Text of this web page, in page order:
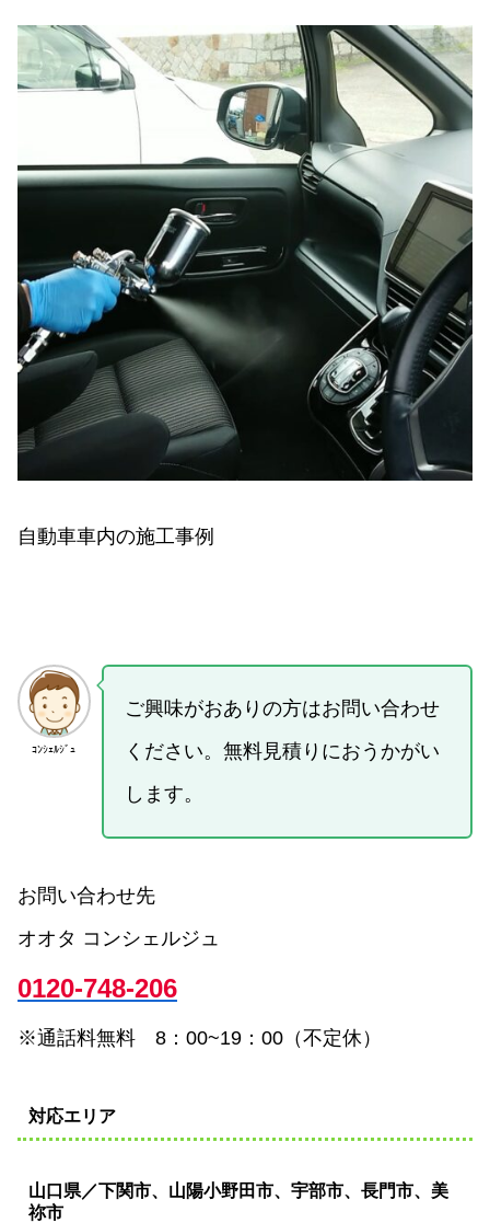
自動車車内の施工事例
ｺﾝｼｪﾙｼﾞｭ
ご興味がおありの方はお問い合わせ
ください。無料見積りにおうかがい
します。
お問い合わせ先
オオタ コンシェルジュ
0120-748-206
※通話料無料 8：00~19：00（不定休）
対応エリア
山口県／下関市、山陽小野田市、宇部市、長門市、美
祢市